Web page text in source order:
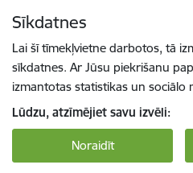
Sīkdatnes
Lai šī tīmekļvietne darbotos, tā
sīkdatnes. Ar Jūsu piekrišanu
izmantotas statistikas un sociālo
Lūdzu, atzīmējiet savu izvēli:
Noraidīt